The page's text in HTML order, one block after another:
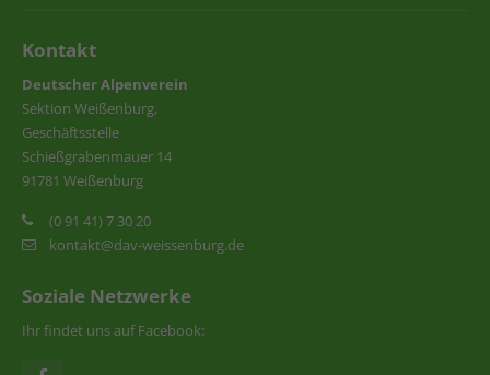
Kontakt
Deutscher Alpenverein
Sektion Weißenburg,
Geschäftsstelle
Schießgrabenmauer 14
91781 Weißenburg
(0 91 41) 7 30 20
kontakt@dav-weissenburg.de
Soziale Netzwerke
Ihr findet uns auf Facebook: